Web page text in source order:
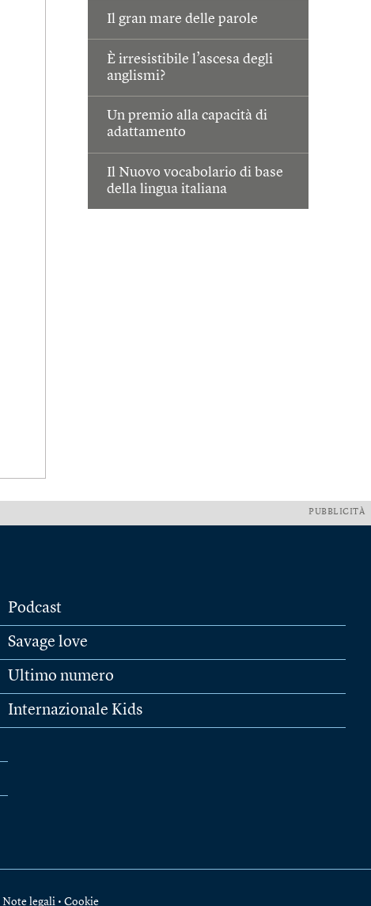
Il gran mare delle parole
È irresistibile l’ascesa degli
anglismi?
Un premio alla capacità di
adattamento
Il Nuovo vocabolario di base
della lingua italiana
PUBBLICITÀ
Podcast
Savage love
Ultimo numero
Internazionale Kids
Note legali • Cookie